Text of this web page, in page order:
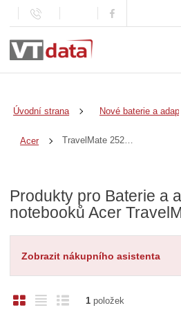
Úvodní strana Nové baterie a
Acer TravelMate 252ELC
Produkty pro Baterie a
notebooků Acer
Zobrazit nákupního asistenta
O
Ř
1položek